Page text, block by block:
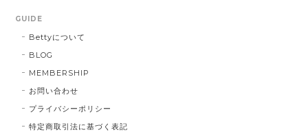
GUIDE
Bettyについて
BLOG
MEMBERSHIP
お問い合わせ
プライバシーポリシー
特定商取引法に基づく表記